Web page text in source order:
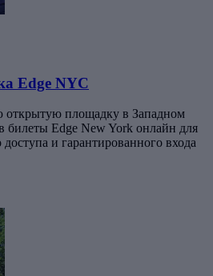
Edge NYC
открытую площадку в Западном
билеты Edge New York онлайн для
и гарантированного входа